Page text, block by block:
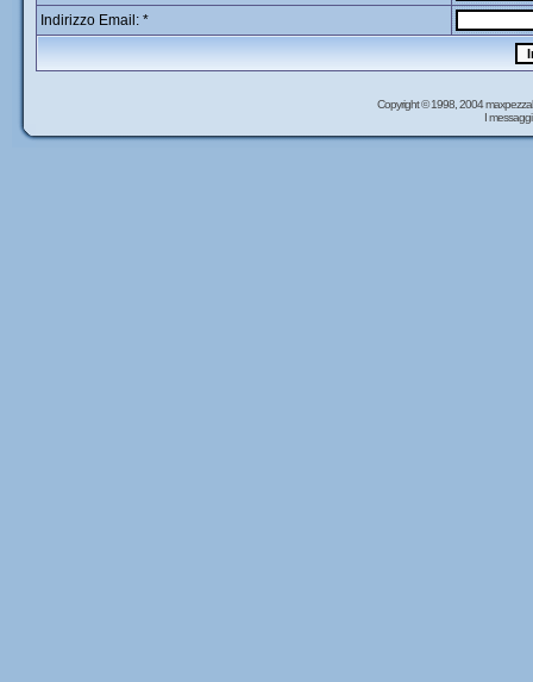
Indirizzo Email: *
Copyright © 1998, 2004
I